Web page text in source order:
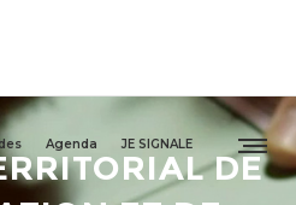
Agenda JE SIGNALE
DE